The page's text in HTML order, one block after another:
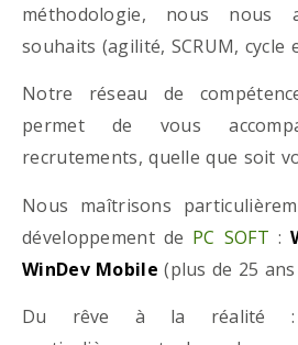
méthodologie, nous nous
souhaits (agilité, SCRUM, cycle
Notre réseau de
permet de vous
recrutements, quelle que soit
Nous maîtrisons
développement de PC SOFT :
WinDev Mobile (plus de 25 ans
Du rêve à la réalité :